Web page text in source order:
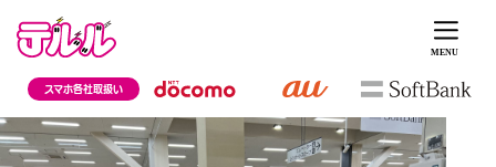
スマホ各社取扱い